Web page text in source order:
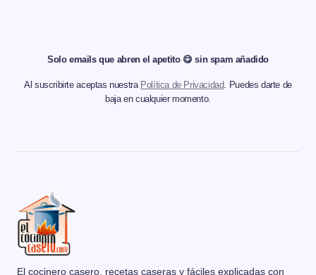
Solo emails que abren el apetito 😋 sin spam añadido
Al suscribirte aceptas nuestra Política de Privacidad. Puedes darte de
baja en cualquier momento.
El cocinero casero, recetas caseras y fáciles explicadas con